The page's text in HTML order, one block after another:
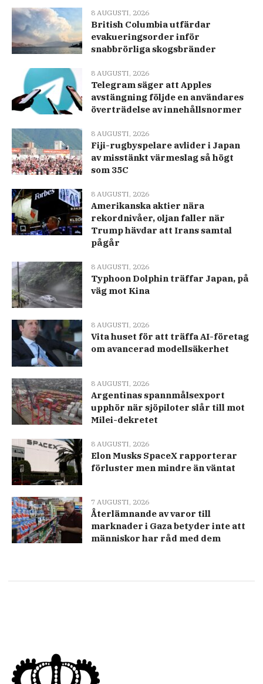
8 AUGUSTI, 2026
British Columbia utfärdar
evakueringsorder inför
snabbrörliga skogsbränder
8 AUGUSTI, 2026
Telegram säger att Apples
avstängning följde en användares
överträdelse av innehållsnormer
8 AUGUSTI, 2026
Fiji-rugbyspelare avlider i Japan
av misstänkt värmeslag så högt
som 35C
8 AUGUSTI, 2026
Amerikanska aktier nära
rekordnivåer, oljan faller när
Trump hävdar att Irans samtal
pågår
8 AUGUSTI, 2026
Typhoon Dolphin träffar Japan, på
väg mot Kina
8 AUGUSTI, 2026
Vita huset för att träffa AI-företag
om avancerad modellsäkerhet
8 AUGUSTI, 2026
Argentinas spannmålsexport
upphör när sjöpiloter slår till mot
Milei-dekretet
8 AUGUSTI, 2026
Elon Musks SpaceX rapporterar
förluster men mindre än väntat
7 AUGUSTI, 2026
Återlämnande av varor till
marknader i Gaza betyder inte att
människor har råd med dem